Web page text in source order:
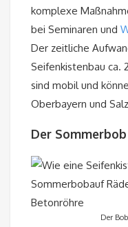
komplexe
bei Seminaren und
Der zeitliche
Seifenkistenbau ca.
sind mobil und
Oberbayern und
Der Sommerbob
Der